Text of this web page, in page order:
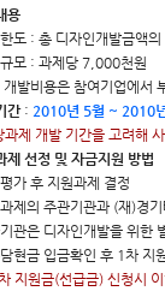
용
도 : 총 디자인개발금액
모 : 과제당 7,000천원
발비용은 참여기업에서
간: 2010년 5월 ~ 2010
제 개발 기간을 고려해
제 선정 및 자금지원 방법
가 후 지원과제 결정
제의 주관기관과 (재)경기
관은 디자인개발을 위한
현금 입금확인 후 1차 지
지원금(선급금) 신청시